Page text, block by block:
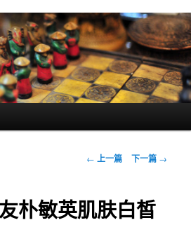
文
航
← 上一篇 下一篇 →
朴敏英肌肤白皙